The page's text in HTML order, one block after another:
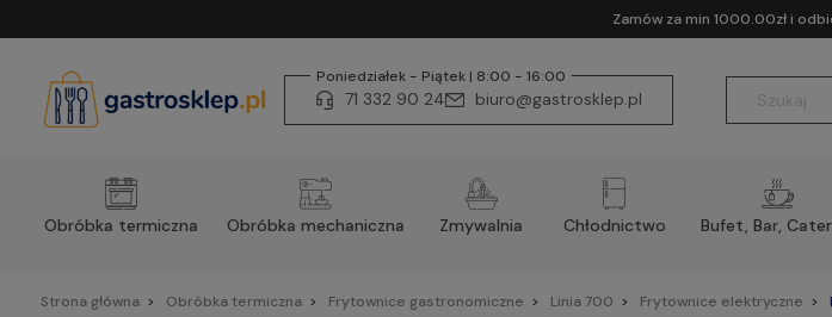
Zamów za min 1000.00zł i
Poniedziałek - Piątek | 8:00 - 16:00
71 332 90 24 biuro@gastrosklep.pl
Obróbka termiczna Obróbka mechaniczna Zmywalnia Chłodnictwo Bufet, Bar,
Strona główna Obróbka termiczna Frytownice gastronomiczne Linia 700 Frytownice elektryczne